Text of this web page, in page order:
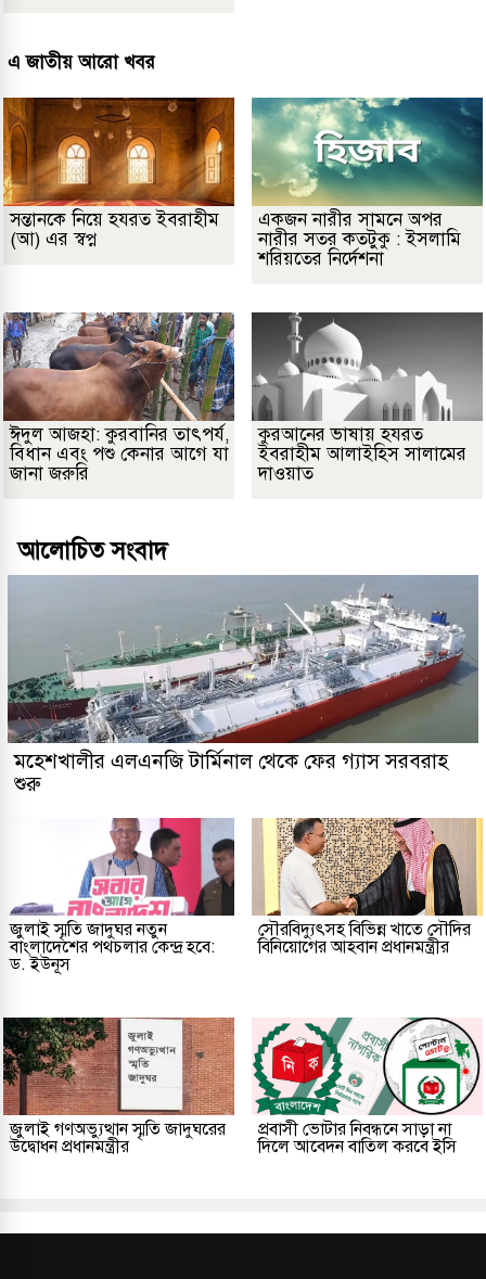
এ জাতীয় আরো খবর
সন্তানকে নিয়ে হযরত ইবরাহীম
(আ) এর স্বপ্ন
একজন নারীর সামনে অপর
নারীর সতর কতটুকু : ইসলামি
শরিয়তের নির্দেশনা
ঈদুল আজহা: কুরবানির তাৎপর্য,
বিধান এবং পশু কেনার আগে যা
জানা জরুরি
কুরআনের ভাষায় হযরত
ইবরাহীম আলাইহিস সালামের
দাওয়াত
আলোচিত সংবাদ
মহেশখালীর এলএনজি টার্মিনাল থেকে ফের গ্যাস সরবরাহ
শুরু
জুলাই স্মৃতি জাদুঘর নতুন
বাংলাদেশের পথচলার কেন্দ্র হবে:
ড. ইউনূস
সৌরবিদ্যুৎসহ বিভিন্ন খাতে সৌদির
বিনিয়োগের আহবান প্রধানমন্ত্রীর
জুলাই গণঅভ্যুত্থান স্মৃতি জাদুঘরের
উদ্বোধন প্রধানমন্ত্রীর
প্রবাসী ভোটার নিবন্ধনে সাড়া না
দিলে আবেদন বাতিল করবে ইসি